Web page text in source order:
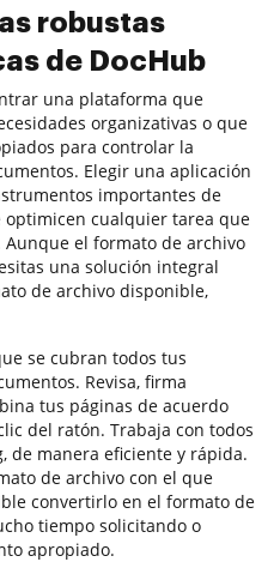
robustas
de DocHub
una plataforma que
organizativas o que
para controlar la
Elegir una aplicación
importantes de
cualquier tarea que
el formato de archivo
una solución integral
de archivo disponible,
se cubran todos tus
Revisa, firma
tus páginas de acuerdo
del ratón. Trabaja con todos
de manera eficiente y rápida.
de archivo con el que
convertirlo en el formato de
tiempo solicitando o
apropiado.